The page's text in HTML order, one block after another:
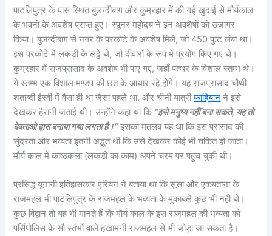
पाटलिपुत्र के पास स्थित बुलन्दीबाग और कुम्रहार में की गई खुदाई से मौर्यकाल
के भवनों के अवशेष प्राप्त हुए। स्पूनर महोदय ने इन अवशेषों को उजागर
किया। बुलन्दीबाग से नगर के परकोटे के अवशेष मिले, जो 450 फुट लंबा था।
इस परकोटे में लकड़ी के लठ्ठे थे, जो दीवारों के रूप में प्रयोग किए गए थे।
कुम्रहार में राजप्रासाद के अवशेष भी पाए गए, जहाँ पत्थर के विशाल स्तम्भ थे।
ये स्तम्भ एक विशाल मण्डप की छत के आधार रहे होंगे। यह राजप्रासाद चौथी
शताब्दी ईस्वी में वैसा ही था जैसा पहले था, और चीनी यात्रीफाहियान ने इसे
देखकर हैरानी जताई थी। उन्होंने कहा था कि “इसे मनुष्य नहीं बना सकते, यह तो
देवताओं द्वारा बनाया गया लगता है।”इसका मतलब यह था कि इस प्रासाद की
सुंदरता और भव्यता इतनी अद्भुत थी कि उसे देखकर कोई भी चकित हो जाता।
मौर्य काल में काष्ठकला (लकड़ी का काम) अपने चरम पर पहुंच चुकी थी।
प्रसिद्ध यूनानी इतिहासकार एरियन ने बताया था कि सूसा और एकबताना के
राजमहल भी पाटलिपुत्र के राजमहल के भव्यता के मुकाबले कुछ भी नहीं थे।
कुछ विद्वान तो यह भी मानते हैं कि मौर्य काल के इस राजमहल की भव्यता को
पर्सिपोलिस के सौ स्तंभों वाले हखामनी राजमहल से भी जोड़ा जा सकता है।